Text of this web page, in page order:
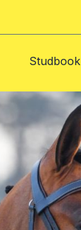
Studbook